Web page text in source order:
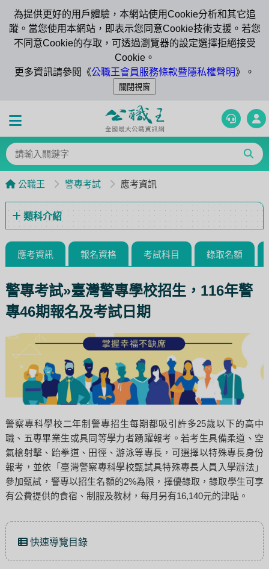
為提供更好的用戶體驗，本網站使用Cookie分析和其它追
蹤。當您使用本網站，即表示您同意Cookie技術支援。若您
不同意Cookie的存取，可透過瀏覽器的設定選擇拒絕接受
Cookie。
更多資訊請參閱《公職王會員服務條款暨隱私權聲明》。
公職王 警專考試 應考資訊
類科介紹
應考資訊 報名資格 考試科目 錄取名額
警專考試»臺灣警專學校招生，116年警
專46期報名及考試日期
警察專科學校二年制警專招生每期都吸引許多25歲以下的高中
職、五專畢業生或具同等學力者踴躍報考。若考生具備柔道、空
氣槍射擊、跆拳道、田徑、游泳等專長，可選擇以特殊專長身份
報考，並依「臺灣警察專科學校甄試具特殊專長人員入學辦法」
參加甄試，警專以招生名額的2%為限，擇優錄取，錄取學生可享
有公費提供的食宿、制服及教材，每月另有16,140元的津貼。
快速導覽目錄